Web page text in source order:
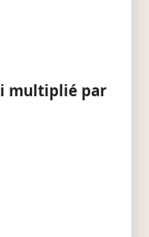
multiplié par